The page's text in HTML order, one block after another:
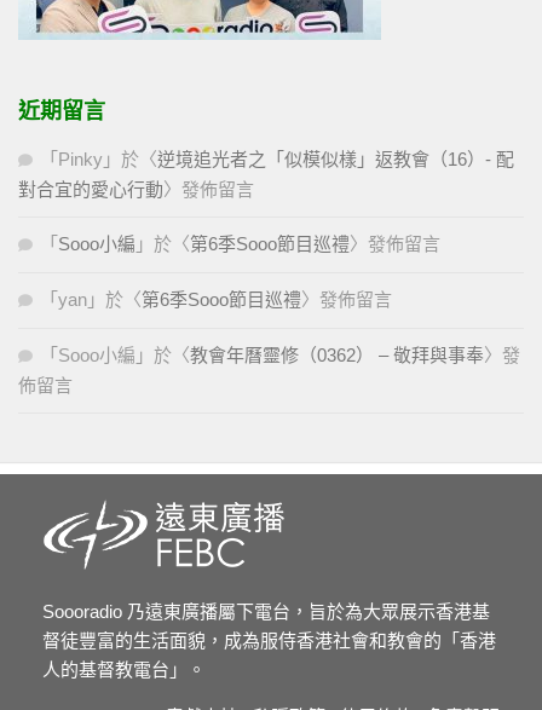
近期留言
「 Pinky 」於〈逆境追光者之「似模似樣」返教會（16）- 配
對合宜的愛心行動〉發佈留言
「 Sooo小編 」於〈第6季Sooo節目巡禮〉發佈留言
「 yan 」於〈第6季Sooo節目巡禮〉發佈留言
「 Sooo小編 」於〈教會年曆靈修（0362） – 敬拜與事奉〉發
佈留言
Soooradio 乃遠東廣播屬下電台，旨於為大眾展示香港基
督徒豐富的生活面貌，成為服侍香港社會和教會的「香港
人的基督教電台」。